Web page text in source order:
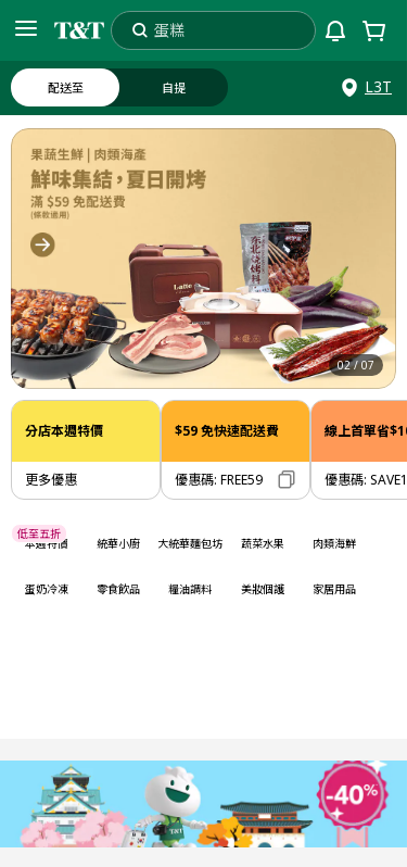
蛋糕
大統華
搜索
配送至 自提 L3T
02/07
分店本週特價
更多優惠
$59 免快速配送費
優惠碼: FREE59
線上首單省$10
優惠碼: SAVE10
低至五折
本週特價 統華小廚 大統華麵包坊 蔬菜水果 肉類海鮮
蛋奶冷凍 零食飲品 糧油調料 美妝個護 家居用品